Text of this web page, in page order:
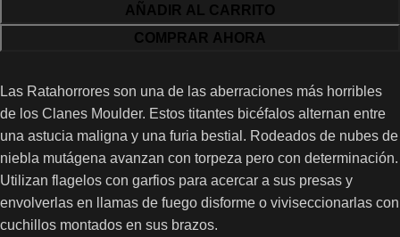
AÑADIR AL CARRITO
COMPRAR AHORA
Las Ratahorrores son una de las aberraciones más horribles
de los Clanes Moulder. Estos titantes bicéfalos alternan entre
una astucia maligna y una furia bestial. Rodeados de nubes de
niebla mutágena avanzan con torpeza pero con determinación.
Utilizan flagelos con garfios para acercar a sus presas y
envolverlas en llamas de fuego disforme o viviseccionarlas con
cuchillos montados en sus brazos.